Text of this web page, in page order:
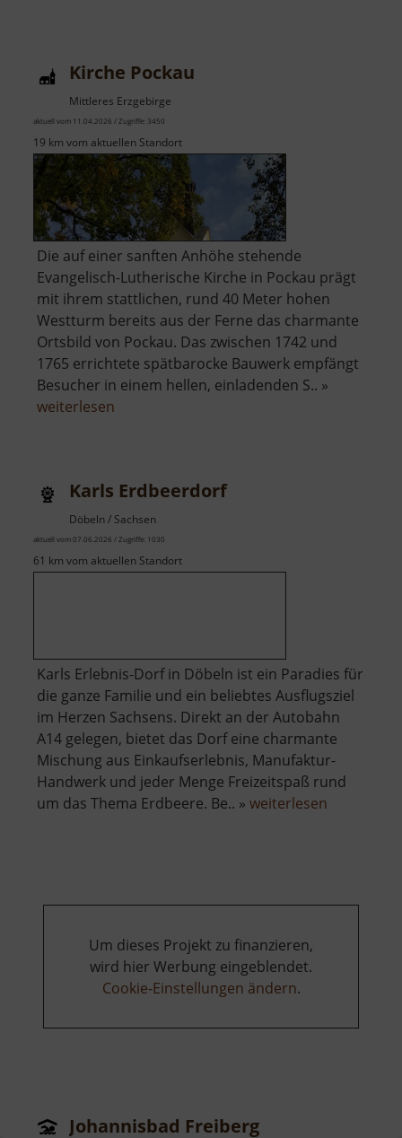
Kirche Pockau
Mittleres Erzgebirge
aktuell vom 11.04.2026 / Zugriffe: 3450
19 km vom aktuellen Standort
Die auf einer sanften Anhöhe stehende
Evangelisch-Lutherische Kirche in Pockau prägt
mit ihrem stattlichen, rund 40 Meter hohen
Westturm bereits aus der Ferne das charmante
Ortsbild von Pockau. Das zwischen 1742 und
1765 errichtete spätbarocke Bauwerk empfängt
Besucher in einem hellen, einladenden S.. »
weiterlesen
Karls Erdbeerdorf
Döbeln / Sachsen
aktuell vom 07.06.2026 / Zugriffe: 1030
61 km vom aktuellen Standort
Karls Erlebnis-Dorf in Döbeln ist ein Paradies für
die ganze Familie und ein beliebtes Ausflugsziel
im Herzen Sachsens. Direkt an der Autobahn
A14 gelegen, bietet das Dorf eine charmante
Mischung aus Einkaufserlebnis, Manufaktur-
Handwerk und jeder Menge Freizeitspaß rund
um das Thema Erdbeere. Be.. » weiterlesen
Um dieses Projekt zu finanzieren,
wird hier Werbung eingeblendet.
Cookie-Einstellungen ändern.
Johannisbad Freiberg